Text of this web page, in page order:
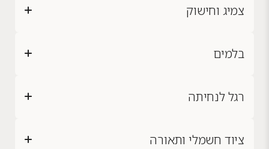
צמיג וחישוק
בלמים
רגל לנחיתה
ציוד חשמלי ותאורה